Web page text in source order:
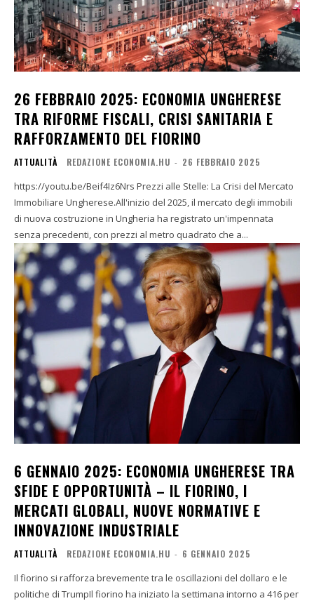
26 FEBBRAIO 2025: ECONOMIA UNGHERESE
TRA RIFORME FISCALI, CRISI SANITARIA E
RAFFORZAMENTO DEL FIORINO
ATTUALITÀ REDAZIONE ECONOMIA.HU - 26 FEBBRAIO 2025
https://youtu.be/Beif4Iz6Nrs Prezzi alle Stelle: La Crisi del Mercato
Immobiliare Ungherese.All'inizio del 2025, il mercato degli immobili
di nuova costruzione in Ungheria ha registrato un'impennata
senza precedenti, con prezzi al metro quadrato che a...
6 GENNAIO 2025: ECONOMIA UNGHERESE TRA
SFIDE E OPPORTUNITÀ – IL FIORINO, I
MERCATI GLOBALI, NUOVE NORMATIVE E
INNOVAZIONE INDUSTRIALE
ATTUALITÀ REDAZIONE ECONOMIA.HU - 6 GENNAIO 2025
Il fiorino si rafforza brevemente tra le oscillazioni del dollaro e le
politiche di TrumpIl fiorino ha iniziato la settimana intorno a 416 per